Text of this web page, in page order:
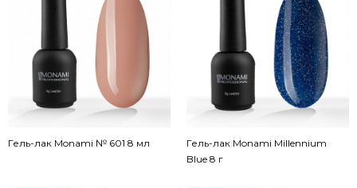
Гель-лак Monami № 601 8 мл
Гель-лак Monami Millennium
Blue 8 г